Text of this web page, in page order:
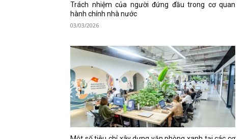
Trách nhiệm của người đứng đầu trong cơ quan
hành chính nhà nước
03/03/2026